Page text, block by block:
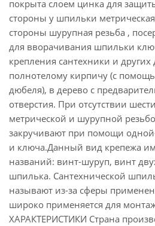
покрыта слоем цинка для
стороны у шпильки метрическая
стороны шурупная резьба ,
для вворачивания шпильки
крепления сантехники и других
полнотелому кирпичу (с
дюбеля), в дерево с
отверстия. При отсутствии
метрической и шурупной
закручивают при помощи
и ключа.Данный вид крепежа
названий: винт-шуруп, винт
шпилька. Сантехнической
называют из-за сферы
широко применяется для
ХАРАКТЕРИСТИКИ Страна